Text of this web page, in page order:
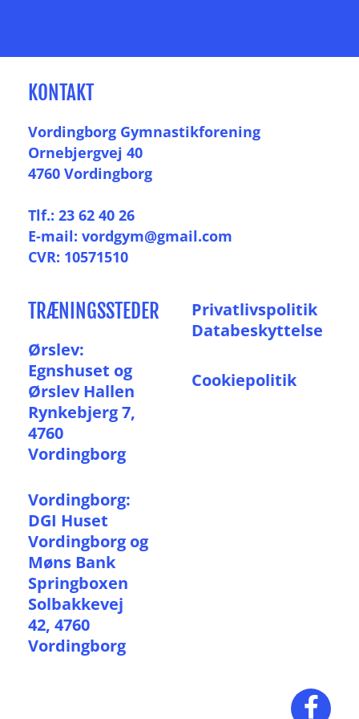
KONTAKT
Vordingborg Gymnastikforening
Ornebjergvej 40
4760 Vordingborg
Tlf.: 23 62 40 26
E-mail: vordgym@gmail.com
CVR: 10571510
TRÆNINGSSTEDER
Ørslev:
Egnshuset og
Ørslev Hallen
Rynkebjerg 7,
4760
Vordingborg
Vordingborg:
DGI Huset
Vordingborg og
Møns Bank
Springboxen
Solbakkevej
42, 4760
Vordingborg
Privatlivspolitik
Databeskyttelse
Cookiepolitik